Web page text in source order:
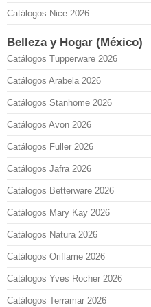
Catálogos Nice 2026
Belleza y Hogar (México)
Catálogos Tupperware 2026
Catálogos Arabela 2026
Catálogos Stanhome 2026
Catálogos Avon 2026
Catálogos Fuller 2026
Catálogos Jafra 2026
Catálogos Betterware 2026
Catálogos Mary Kay 2026
Catálogos Natura 2026
Catálogos Oriflame 2026
Catálogos Yves Rocher 2026
Catálogos Terramar 2026